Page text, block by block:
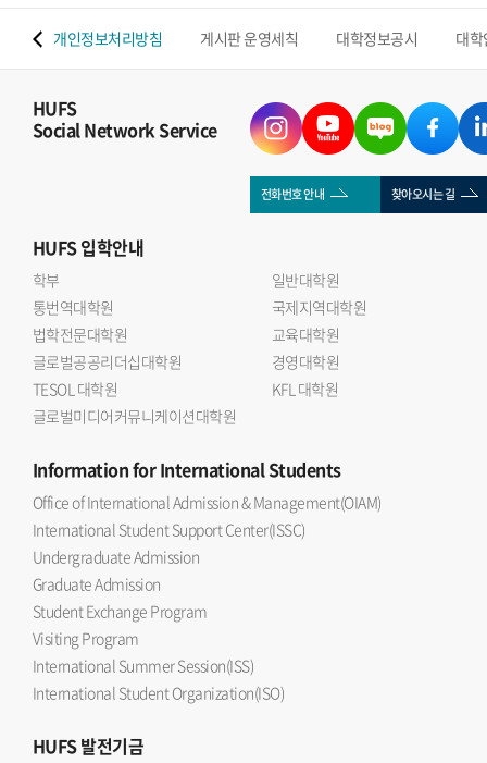
개인정보처리방침 게시판 운영세칙 대학정보공시 대
HUFS
Social Network Service
전화번호 안내 찾아오시는 길
HUFS입학안내
학부
일반대학원
통번역대학원
국제지역대학원
법학전문대학원
교육대학원
글로벌공공리더십대학원
경영대학원
TESOL 대학원
KFL 대학원
글로벌미디어커뮤니케이션대학원
Informationfor International Students
Office of International Admission & Management(OIAM)
International Student Support Center(ISSC)
Undergraduate Admission
Graduate Admission
Student Exchange Program
Visiting Program
International Summer Session(ISS)
International Student Organization(ISO)
HUFS발전기금